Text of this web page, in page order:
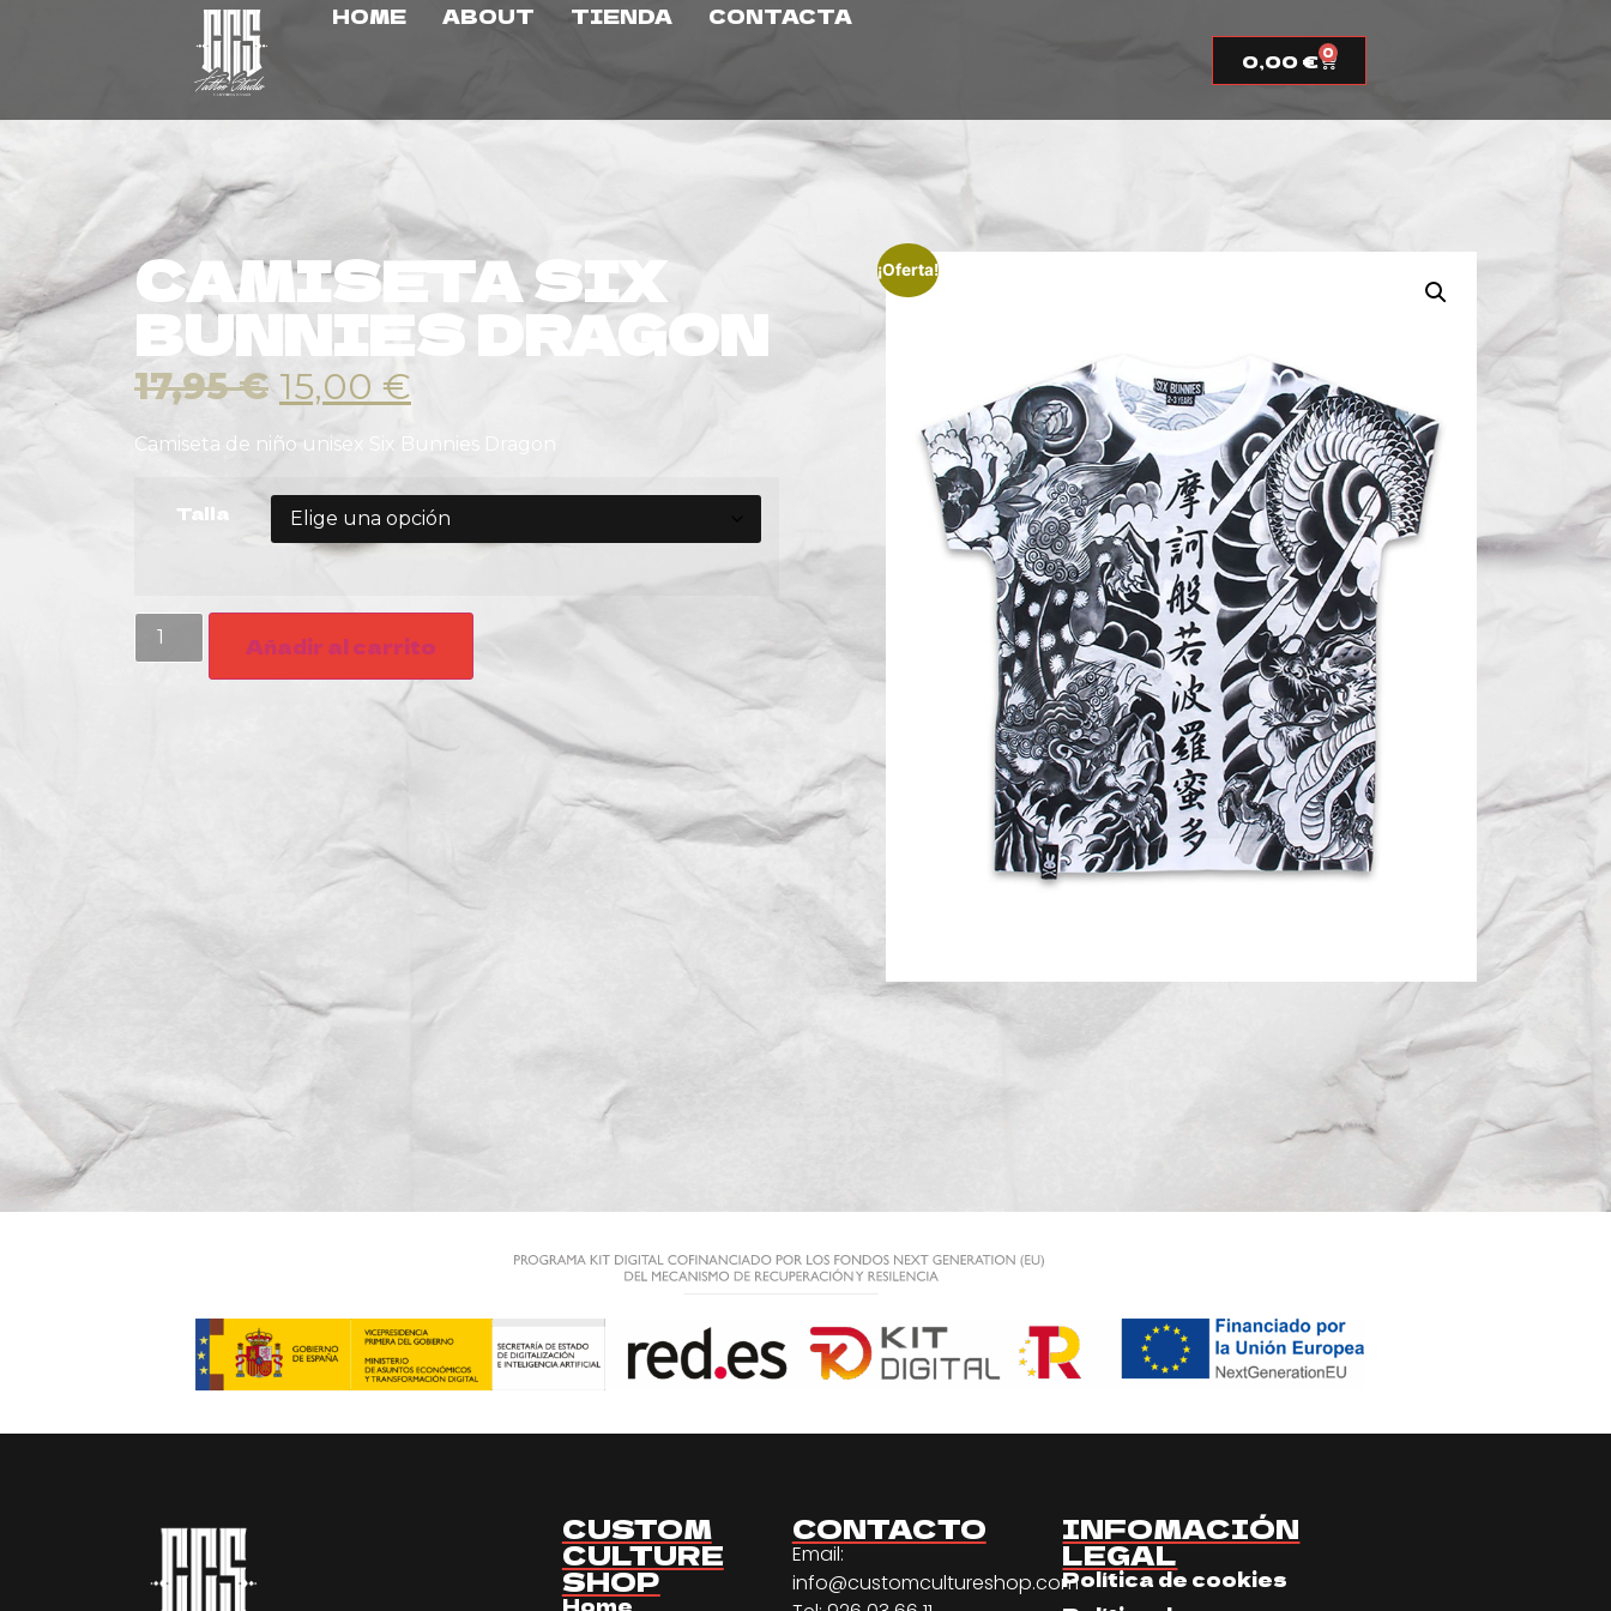
HOME ABOUT TIENDA CONTACTA
0,00€ 0
CAMISETA SIX
BUNNIES DRAGON
17,95€ 15,00 €
Camiseta de niño unisex Six Bunnies Dragon
Talla
Añadir al carrito
¡Oferta!
CUSTOM
CULTURE
SHOP
Home
CONTACTO
Email:
info@customcultureshop.com
INFOMACIÓN
LEGAL
Política de cookies